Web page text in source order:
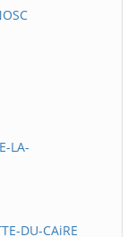
LA-
DU-CAiRE